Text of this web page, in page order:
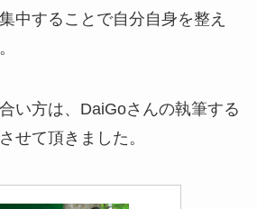
中することで自分自身を整え
い方は、DaiGoさんの執筆する
せて頂きました。